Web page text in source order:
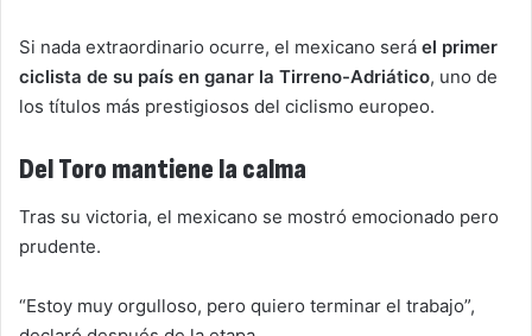
Si nada extraordinario ocurre, el mexicano será el primer
ciclista de su país en ganar la Tirreno-Adriático, uno de
los títulos más prestigiosos del ciclismo europeo.
Del Toro mantiene la calma
Tras su victoria, el mexicano se mostró emocionado pero
prudente.
“Estoy muy orgulloso, pero quiero terminar el trabajo”,